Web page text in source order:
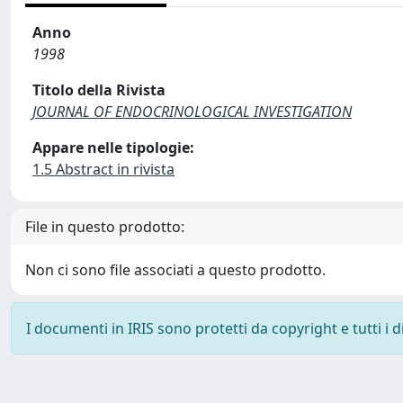
Anno
1998
Titolo della Rivista
JOURNAL OF ENDOCRINOLOGICAL INVESTIGATION
Appare nelle tipologie:
1.5 Abstract in rivista
File in questo prodotto:
Non ci sono file associati a questo prodotto.
I documenti in IRIS sono protetti da copyright e tutti i